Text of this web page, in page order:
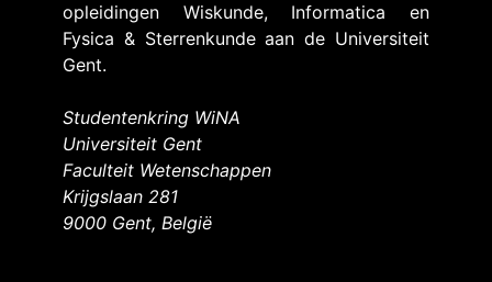
opleidingen Wiskunde, Informatica en
Fysica & Sterrenkunde aan de Universiteit
Gent.
Studentenkring WiNA
Universiteit Gent
Faculteit Wetenschappen
Krijgslaan 281
9000 Gent, België